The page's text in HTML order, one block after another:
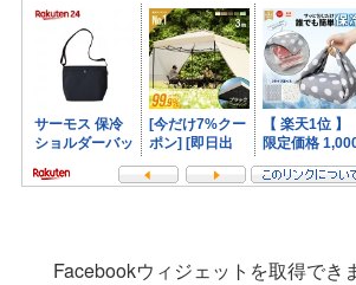
Facebookウィジェットを取得でき